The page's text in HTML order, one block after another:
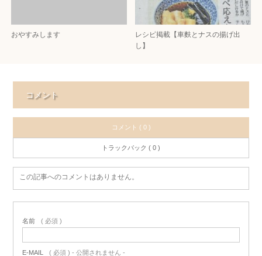
おやすみします
レシピ掲載【車麩とナスの揚げ出
し】
コメント
コメント ( 0 )
トラックバック ( 0 )
この記事へのコメントはありません。
名前 ( 必須 )
E-MAIL ( 必須 ) - 公開されません -